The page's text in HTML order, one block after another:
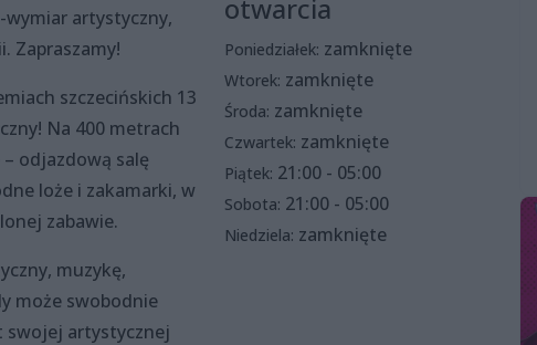
wymiar artystyczny,
Zapraszamy!
szczecińskich 13
Na 400 metrach
odjazdową salę
loże i zakamarki, w
zabawie.
muzykę,
może swobodnie
swojej artystycznej
otwarcia
Poniedziałek: zamknięte
Wtorek: zamknięte
Środa: zamknięte
Czwartek: zamknięte
Piątek: 21:00 - 05:00
Sobota: 21:00 - 05:00
Niedziela: zamknięte